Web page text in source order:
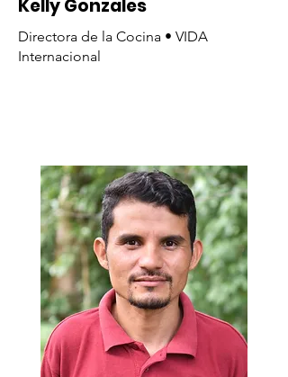
Kelly Gonzales
Directora de la Cocina • VIDA
Internacional